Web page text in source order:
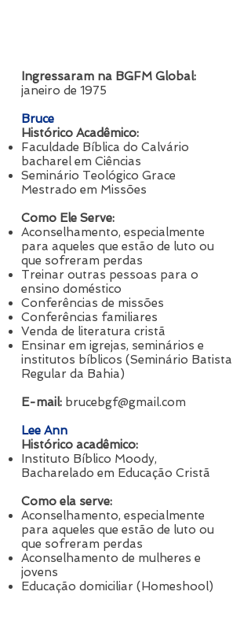
Ingressaram na BGFM Global:
janeiro de 1975
Bruce
Histórico Acadêmico:
Faculdade Bíblica do Calvário
bacharel em Ciências
Seminário Teológico Grace
Mestrado em Missões
Como Ele Serve:
Aconselhamento, especialmente
para aqueles que estão de luto ou
que sofreram perdas
Treinar outras pessoas para o
ensino doméstico
Conferências de missões
Conferências familiares
Venda de literatura cristã
Ensinar em igrejas, seminários e
institutos bíblicos (Seminário Batista
Regular da Bahia)
E-mail: brucebgf@gmail.com
Lee Ann
Histórico acadêmico:
Instituto Bíblico Moody,
Bacharelado em Educação Cristã
Como ela serve:
Aconselhamento, especialmente
para aqueles que estão de luto ou
que sofreram perdas
Aconselhamento de mulheres e
jovens
Educação domiciliar (Homeshool)